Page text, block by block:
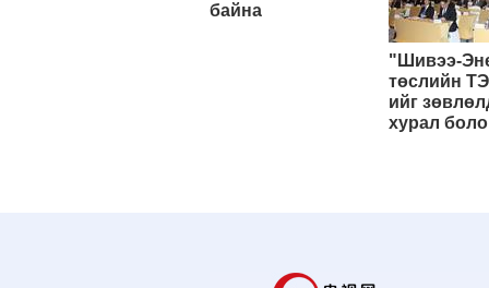
байна
"Шивээ-
төслийн
ийг
хурал